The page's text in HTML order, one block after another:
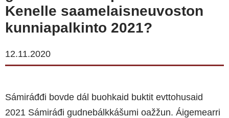
Kenelle saamelaisneuvoston
kunniapalkinto 2021?
12.11.2020
Sámiráđđi bovde dál buohkaid buktit evttohusaid
2021 Sámiráđi gudnebálkkášumi oažžun. Áigemearri